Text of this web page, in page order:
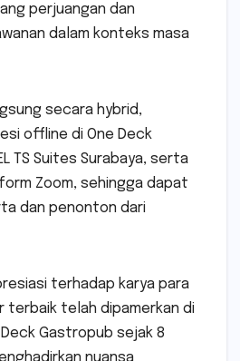
perjuangan dan
dalam konteks masa
secara hybrid,
offline di One Deck
TS Suites Surabaya, serta
Zoom, sehingga dapat
dan penonton dari
terhadap karya para
terbaik telah dipamerkan di
Gastropub sejak 8
nuansa